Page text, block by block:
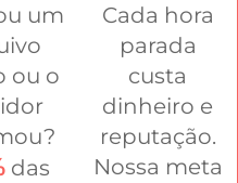
um
ou o
das
Cada hora
parada
custa
dinheiro e
reputação.
Nossa meta